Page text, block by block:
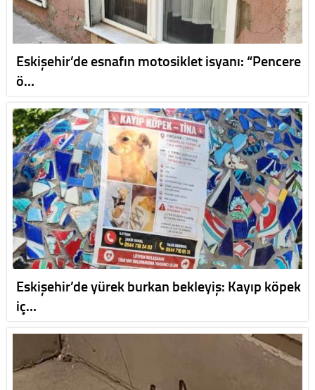
Eskişehir’de esnafın motosiklet isyanı: “Pencere
ö…
Eskişehir’de yürek burkan bekleyiş: Kayıp köpek
iç…